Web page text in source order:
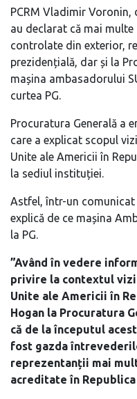
PCRM Vladimir Voronin,
au declarat că mai
controlate din exterior,
prezidențială, dar și la
mașina ambasadorului
curtea PG.
Procuratura Generală a
care a explicat scopul
Unite ale Americii în
la sediul instituției.
Astfel, într-un comunicat
explică de ce mașina
la PG.
”Având în vedere
privire la contextul
Unite ale Americii în
Hogan la Procuratura
că de la începutul
fost gazda
reprezentanții mai
acreditate în